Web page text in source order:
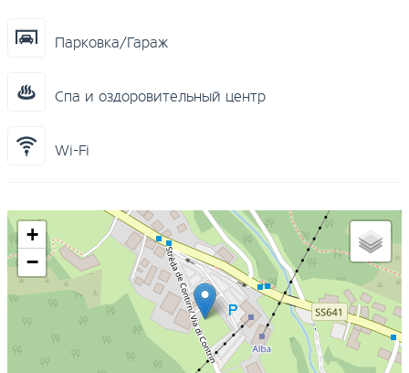
Парковка/Гараж
Спа и оздоровительный центр
Wi-Fi
+
−